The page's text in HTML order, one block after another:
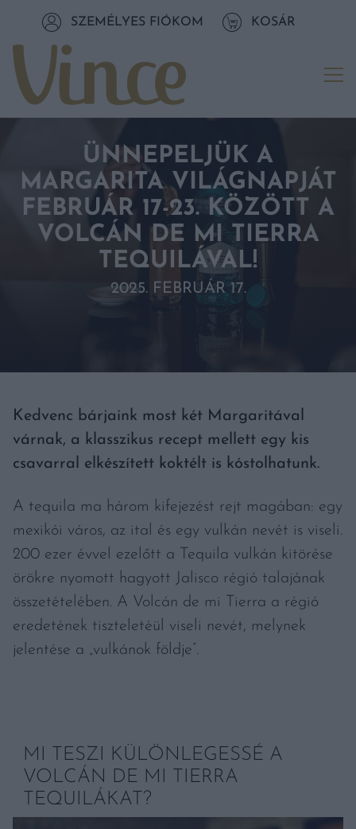
Tovább a tartalomhozSZEMÉLYES FIÓKOM KOSÁR
ÜNNEPELJÜK A
MARGARITA VILÁGNAPJÁT
FEBRUÁR 17-23. KÖZÖTT A
VOLCÁN DE MI TIERRA
TEQUILÁVAL!
2025. FEBRUÁR 17.
Kedvenc bárjaink most két Margaritával
várnak, a klasszikus recept mellett egy kis
csavarral elkészített koktélt is kóstolhatunk.
A tequila ma három kifejezést rejt magában: egy
mexikói város, az ital és egy vulkán nevét is viseli.
200 ezer évvel ezelőtt a Tequila vulkán kitörése
örökre nyomott hagyott Jalisco régió talajának
összetételében. A Volcán de mi Tierra a régió
eredetének tiszteletéül viseli nevét, melynek
jelentése a „vulkánok földje”.
MI TESZI KÜLÖNLEGESSÉ A
VOLCÁN DE MI TIERRA
TEQUILÁKAT?